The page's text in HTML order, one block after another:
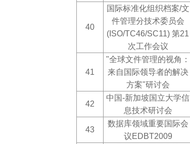
40
国际标准化组织档案/文
件管理分技术委员会
(ISO/TC46/SC11) 第21
次工作会议
41
"全球文件管理的视角：
来自国际领导者的解决
方案"研讨会
42
中国-新加坡国立大学信
息技术研讨会
43
数据库领域重要国际会
议EDBT2009